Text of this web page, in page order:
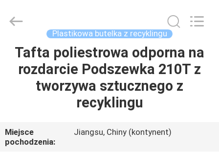
DOM
PRODUKTY
NAS
Textile
Co.,Ltd.
Plastikowa butelka z recyklingu
Tafta poliestrowa odporna na
rozdarcie Podszewka 210T z
tworzywa sztucznego z
recyklingu
Miejsce
pochodzenia:
Jiangsu, Chiny (kontynent)